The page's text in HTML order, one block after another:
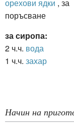
орехови ядки , за
поръсване
за сиропа:
2 ч.ч. вода
1 ч.ч. захар
Начин на